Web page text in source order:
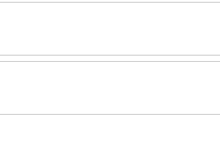
(ziyaretçi sayısı, en çok
sitesi performansını ölçmek ve
uygun kişiselleştirilmiş
oranı) ölçmemize olanak tanır.
sürekliliğini sağlamak amacıyla